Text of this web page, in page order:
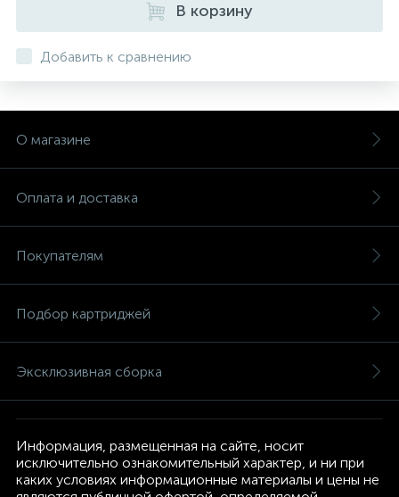
В корзину
Добавить к сравнению
О магазине
Оплата и доставка
Покупателям
Подбор картриджей
Эксклюзивная сборка
Информация, размещенная на сайте, носит
исключительно ознакомительный характер, и ни при
каких условиях информационные материалы и цены не